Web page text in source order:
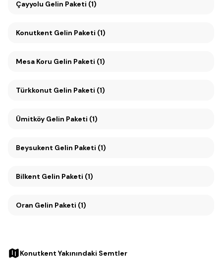
Çayyolu Gelin Paketi (1)
Konutkent Gelin Paketi (1)
Mesa Koru Gelin Paketi (1)
Türkkonut Gelin Paketi (1)
Ümitköy Gelin Paketi (1)
Beysukent Gelin Paketi (1)
Bilkent Gelin Paketi (1)
Oran Gelin Paketi (1)
Konutkent Yakınındaki Semtler